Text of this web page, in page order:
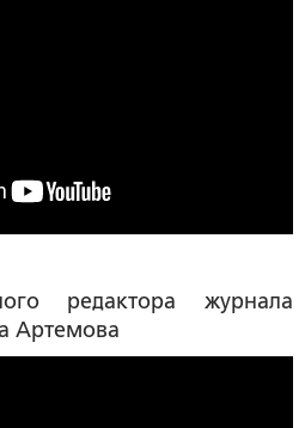
редактора журнала
Артемова